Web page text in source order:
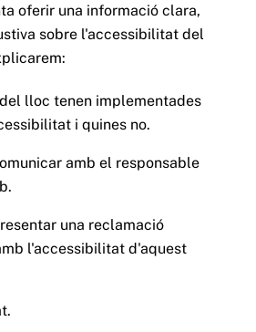
oferir una informació clara,
sobre l'accessibilitat del
lloc tenen implementades
i quines no.
amb el responsable
una reclamació
l'accessibilitat d'aquest